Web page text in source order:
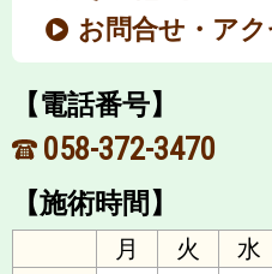
お問合せ・ア
【電話番号】
058-372-3470
【施術時間】
月 火 水